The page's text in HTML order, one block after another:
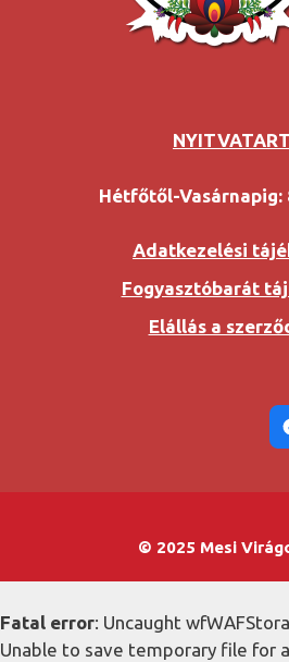
Hétfőtől-Vasárnapig:
Adatkezelési
Fogyasztóbarát
Elállás a
© 2025 Mesi
Fatal error: Uncaught
Unable to save temporary file for